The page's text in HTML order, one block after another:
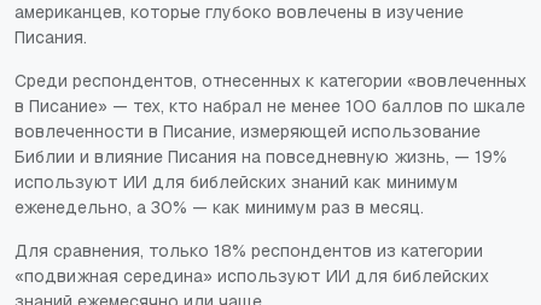
американцев, которые глубоко вовлечены в изучение
Писания.
Среди респондентов, отнесенных к категории «вовлеченных
в Писание» — тех, кто набрал не менее 100 баллов по шкале
вовлеченности в Писание, измеряющей использование
Библии и влияние Писания на повседневную жизнь, — 19%
используют ИИ для библейских знаний как минимум
еженедельно, а 30% — как минимум раз в месяц.
Для сравнения, только 18% респондентов из категории
«подвижная середина» используют ИИ для библейских